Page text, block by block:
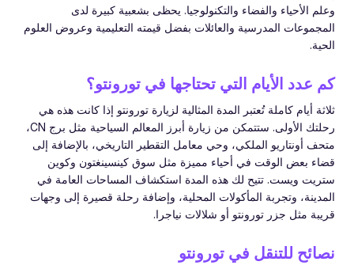
وعلم الأحياء والفضاء والتكنولوجيا. يحظى بشعبية كبيرة لدى
المجموعات المدرسية والعائلات بفضل قيمته التعليمية وعروض العلوم
الحية.
كم عدد الأيام التي تحتاجها في تورونتو؟
ثلاثة أيام كاملة تُعتبر المدة المثالية لزيارة تورونتو إذا كانت هذه هي
رحلتك الأولى. ستتمكن من زيارة أبرز المعالم السياحية مثل برج CN،
متحف أونتاريو الملكي، وحي معامل التقطير التاريخي، بالإضافة إلى
قضاء بعض الوقت في أحياء مميزة مثل سوق كينسينغتون وكوين
ستريت ويست. تتيح لك هذه المدة استكشاف المساحات العامة في
المدينة، وتجربة المأكولات المحلية، وإضافة رحلة قصيرة إلى وجهات
قريبة مثل جزر تورونتو أو شلالات نياجرا.
نصائح للتنقل في تورونتو